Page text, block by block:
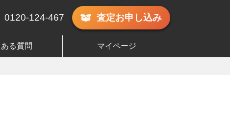
0120-124-467 査定お申し込み
る質問 マイページ